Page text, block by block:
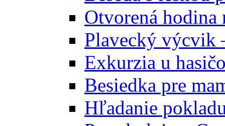
Otvorená hodina
Plavecký výcvik
Exkurzia u
Besiedka pre
Hľadanie